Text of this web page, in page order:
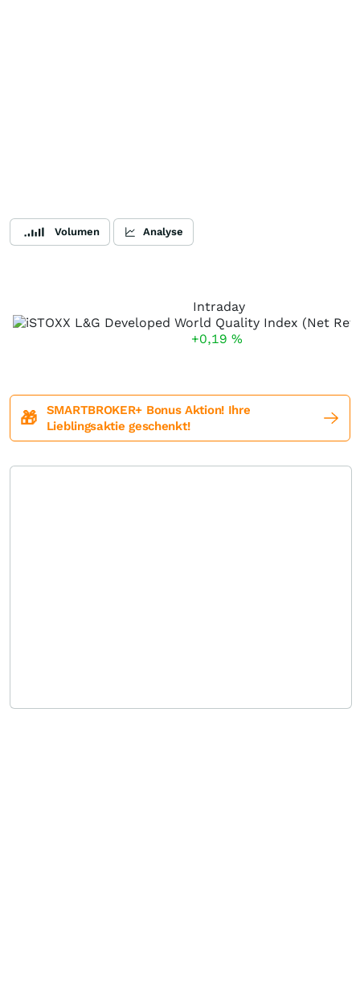
Volumen Analyse
Intraday
+0,19 %
🎁
SMARTBROKER+ Bonus Aktion! Ihre
Lieblingsaktie geschenkt!